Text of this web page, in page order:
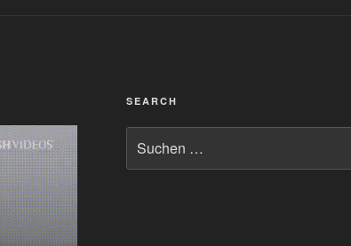
SEARCH
nach: